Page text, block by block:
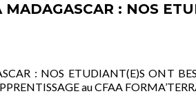
MADAGASCAR : NOS
: NOS ETUDIANT(E)S ONT
au CFAA